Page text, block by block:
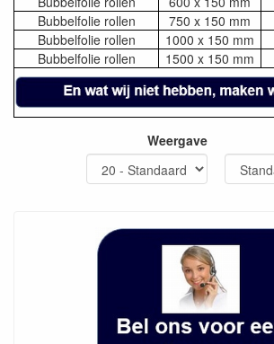
Bubbelfolie rollen
750 x 150 mm
Bubbelfolie rollen
1000 x 150 mm
Bubbelfolie rollen
1500 x 150 mm
Weergave